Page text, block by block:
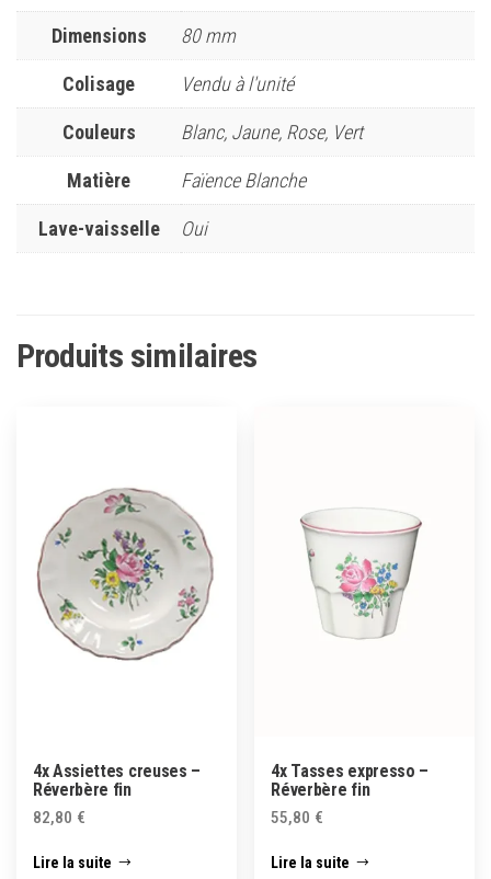
Dimensions 80 mm
Colisage Vendu à l'unité
Couleurs Blanc, Jaune, Rose, Vert
Matière Faïence Blanche
Lave-vaisselle Oui
Produits similaires
4x Assiettes creuses –
Réverbère fin
82,80 €
Lire la suite
4x Tasses expresso –
Réverbère fin
55,80 €
Lire la suite